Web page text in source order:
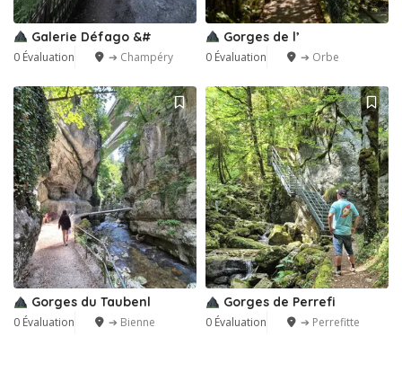
Galerie Défago &#
0 Évaluation ➔ Champéry
Gorges de l’
0 Évaluation ➔ Orbe
Gorges du Taubenl
0 Évaluation ➔ Bienne
Gorges de Perrefi
0 Évaluation ➔ Perrefitte